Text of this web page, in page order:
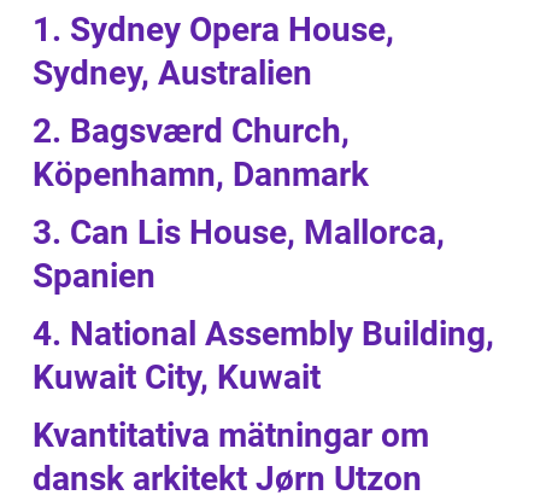
1. Sydney Opera House,
Sydney, Australien
2. Bagsværd Church,
Köpenhamn, Danmark
3. Can Lis House, Mallorca,
Spanien
4. National Assembly Building,
Kuwait City, Kuwait
Kvantitativa mätningar om
dansk arkitekt Jørn Utzon